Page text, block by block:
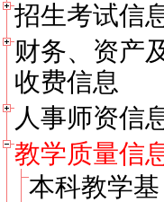
招生考试信
财务、资产
收费信息
人事师资信
教学质量信
本科教学基